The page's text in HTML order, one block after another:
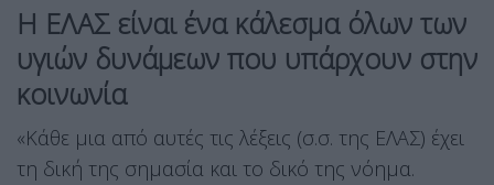
Η ΕΛΑΣ είναι ένα κάλεσμα όλων των
υγιών δυνάμεων που υπάρχουν στην
κοινωνία
«Κάθε μια από αυτές τις λέξεις (σ.σ. της ΕΛΑΣ) έχει
τη δική της σημασία και το δικό της νόημα.